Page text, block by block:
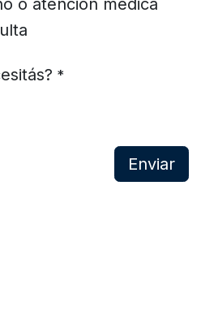
o atención médica
*
Enviar